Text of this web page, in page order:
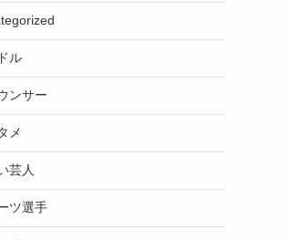
ル
ンサー
メ
芸人
ツ選手